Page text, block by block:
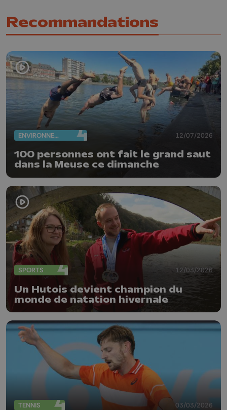
Recommandations
ENVIRONNEMENT 12/07/2026
100 personnes ont fait le grand saut
dans la Meuse ce dimanche
SPORTS 12/03/2026
Un Hutois devient champion du
monde de natation hivernale
TENNIS 03/03/2026